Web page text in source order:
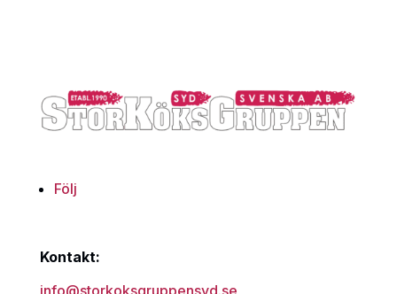
Följ
Kontakt:
info@storkoksgruppensyd.se